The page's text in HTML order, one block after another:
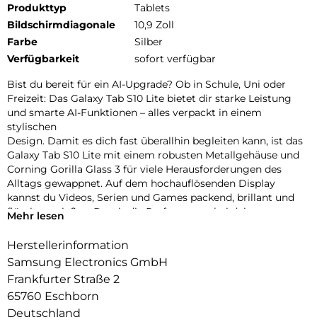
Produkttyp
Tablets
Bildschirmdiagonale
10,9 Zoll
Farbe
Silber
Verfügbarkeit
sofort verfügbar
Bist du bereit für ein AI-Upgrade? Ob in Schule, Uni oder
Freizeit: Das Galaxy Tab S10 Lite bietet dir starke Leistung
und smarte AI-Funktionen – alles verpackt in einem
stylischen
Design. Damit es dich fast überallhin begleiten kann, ist das
Galaxy Tab S10 Lite mit einem robusten Metallgehäuse und
Corning Gorilla Glass 3 für viele Herausforderungen des
Alltags gewappnet. Auf dem hochauflösenden Display
kannst du Videos, Serien und Games packend, brillant und
flüssig genießen. Damit die Performance bei deinen
bleibt, treibt das starke Innenleben dein Galaxy Tab S10 Lite
Projekten kann dich das Galaxy Tab S10 Lite nach vorne
bringen.
Mit der Unterstützung von Google Gemini1 und Circle to
Search2 kannst du Informationen schnell finden und effizient
Mehr lesen
Herstellerinformation
Samsung Electronics GmbH
Frankfurter Straße 2
65760 Eschborn
Deutschland